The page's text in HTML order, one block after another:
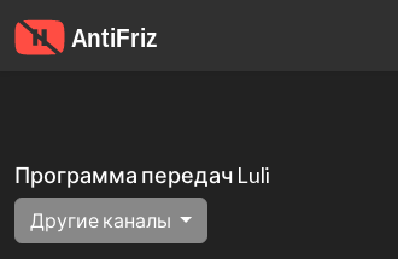
Программа передач Luli
Другие каналы